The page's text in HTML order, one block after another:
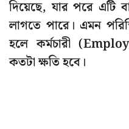
দিয়েছে, যার পরে এটি
লাগতে পারে। এমন
হলে কর্মচারী
কতটা ক্ষতি হবে।